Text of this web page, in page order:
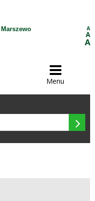
A
A
A

Menu
